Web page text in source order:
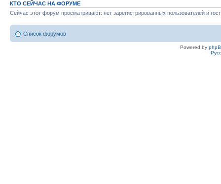
КТО СЕЙЧАС НА ФОРУМЕ
Сейчас этот форум просматривают: нет зарегистрированных пользователей и
Список форумов
Powered by